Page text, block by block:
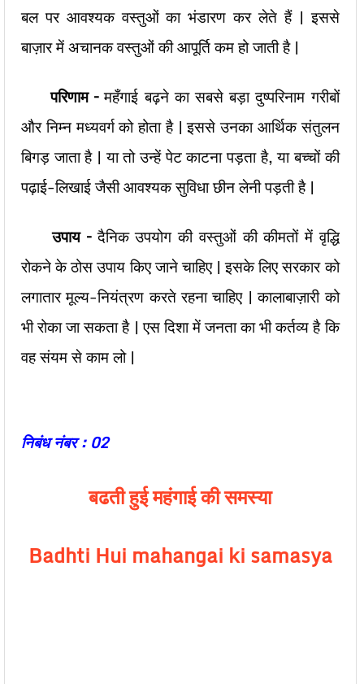
बल पर आवश्यक वस्तुओं का भंडारण कर लेते हैं | इससे
बाज़ार में अचानक वस्तुओं की आपूर्ति कम हो जाती है |
परिणाम –महँगाई बढ़ने का सबसे बड़ा दुष्परिनाम गरीबों
और निम्न मध्यवर्ग को होता है | इससे उनका आर्थिक संतुलन
बिगड़ जाता है | या तो उन्हें पेट काटना पड़ता है, या बच्चों की
पढ़ाई-लिखाई जैसी आवश्यक सुविधा छीन लेनी पड़ती है |
उपाय –दैनिक उपयोग की वस्तुओं की कीमतों में वृद्धि
रोकने के ठोस उपाय किए जाने चाहिए | इसके लिए सरकार को
लगातार मूल्य-नियंत्रण करते रहना चाहिए | कालाबाज़ारी को
भी रोका जा सकता है | एस दिशा में जनता का भी कर्तव्य है कि
वह संयम से काम लो |
निबंध नंबर : 02
बढती हुई महंगाई की समस्या
Badhti Hui mahangai ki samasya